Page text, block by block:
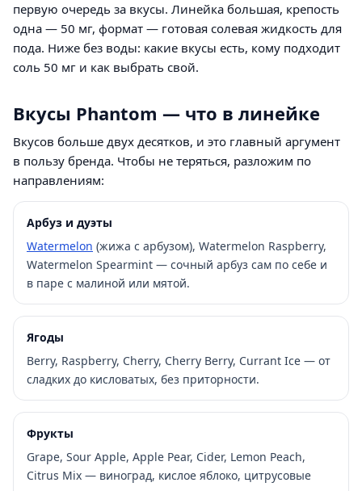
первую очередь за вкусы. Линейка большая, крепость
одна — 50 мг, формат — готовая солевая жидкость для
пода. Ниже без воды: какие вкусы есть, кому подходит
соль 50 мг и как выбрать свой.
Вкусы Phantom — что в линейке
Вкусов больше двух десятков, и это главный аргумент
в пользу бренда. Чтобы не теряться, разложим по
направлениям:
Арбуз и дуэты
Watermelon (жижа с арбузом), Watermelon Raspberry,
Watermelon Spearmint — сочный арбуз сам по себе и
в паре с малиной или мятой.
Ягоды
Berry, Raspberry, Cherry, Cherry Berry, Currant Ice — от
сладких до кисловатых, без приторности.
Фрукты
Grape, Sour Apple, Apple Pear, Cider, Lemon Peach,
Citrus Mix — виноград, кислое яблоко, цитрусовые